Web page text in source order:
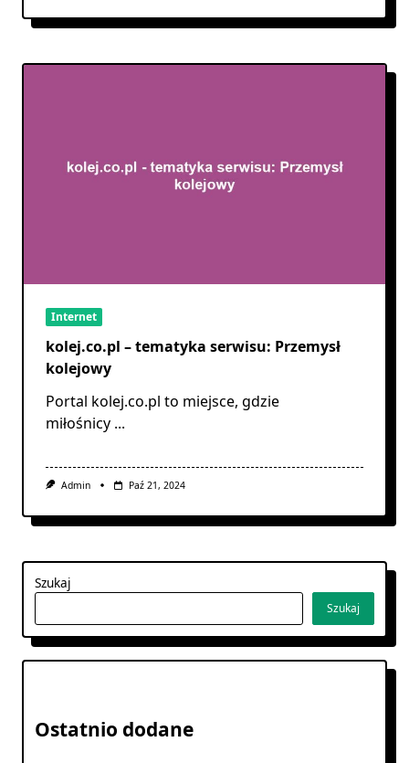
Internet
kolej.co.pl – tematyka serwisu: Przemysł
kolejowy
Portal kolej.co.pl to miejsce, gdzie
miłośnicy ...
Admin Paź 21, 2024
Szukaj
Szukaj
Ostatnio dodane